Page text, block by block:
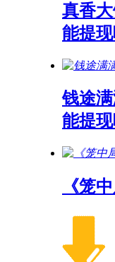
真香
能提现
钱途
能提现
《笼